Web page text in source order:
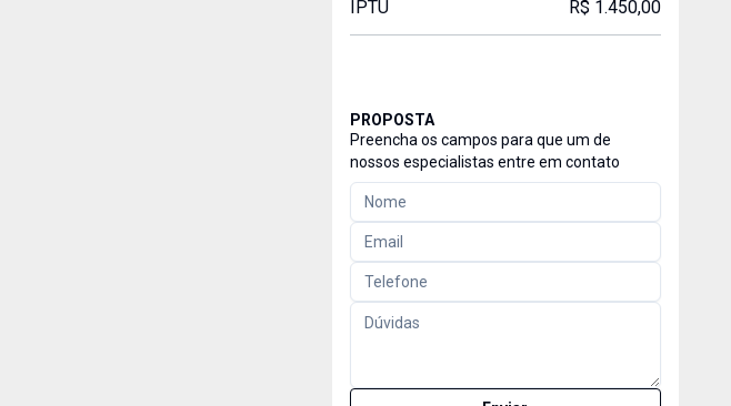
IPTU R$ 1.450,00
PROPOSTA
Preencha os campos para que um de
nossos especialistas entre em contato